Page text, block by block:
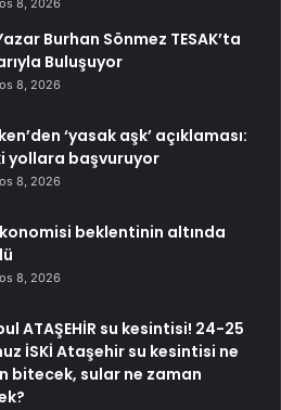
8, 2026
Burhan Sönmez TESAK’ta
Buluşuyor
8, 2026
‘yasak aşk’ açıklaması:
yollara başvuruyor
8, 2026
beklentinin altında
8, 2026
ATAŞEHİR su kesintisi! 24-25
İSKİ Ataşehir su kesintisi ne
bitecek, sular ne zaman